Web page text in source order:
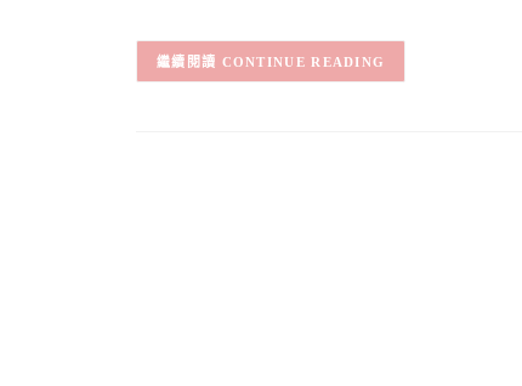
CONTINUE READING